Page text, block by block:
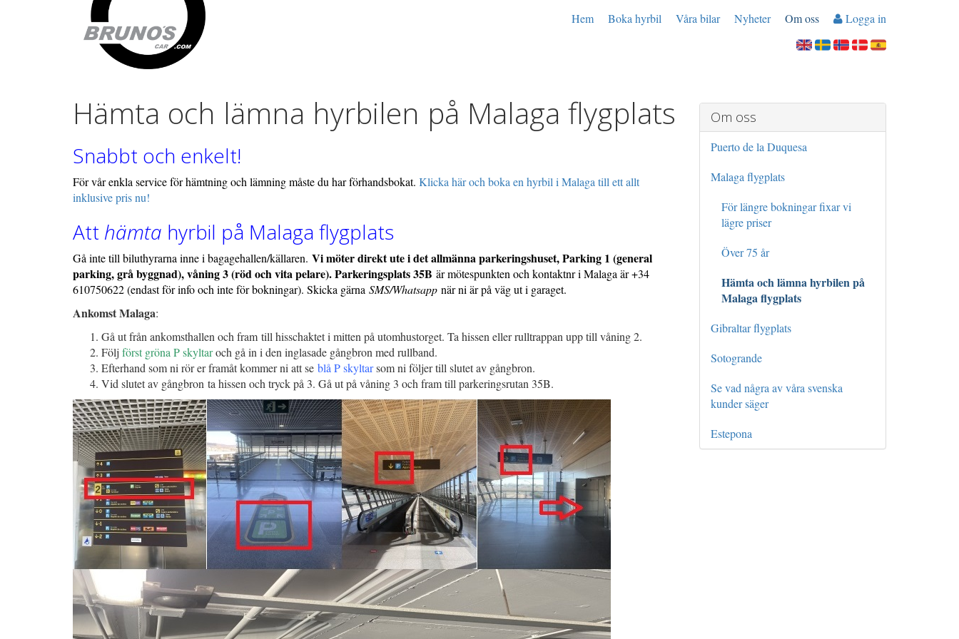
Hem Boka hyrbil Våra bilar Nyheter Om oss Logga in
Hämta och lämna hyrbilen på Malaga flygplats
Snabbt och enkelt!
För vår enkla service för hämtning och lämning måste du har förhandsbokat. Klicka här och boka en hyrbil i Malaga till ett allt
inklusive pris nu!
Att hämta hyrbil på Malaga flygplats
Gå inte till biluthyrarna inne i bagagehallen/källaren. Vi möter direkt ute i det allmänna parkeringshuset, Parking 1 (general
parking, grå byggnad), våning 3 (röd och vita pelare). Parkeringsplats 35B är mötespunkten och kontaktnr i Malaga är +34
610750622 (endast för info och inte för bokningar). Skicka gärna SMS/Whatsapp när ni är på väg ut i garaget.
Ankomst Malaga:
Gå ut från ankomsthallen och fram till hisschaktet i mitten på utomhustorget. Ta hissen eller rulltrappan upp till våning 2.
Följ först gröna P skyltaroch gå in i den inglasade gångbron med rullband.
Efterhand som ni rör er framåt kommer ni att se blå P skyltarsom ni följer till slutet av gångbron.
Vid slutet av gångbron ta hissen och tryck på 3. Gå ut på våning 3 och fram till parkeringsrutan 35B.
Om oss
Puerto de la Duquesa
Malaga flygplats
För längre bokningar fixar vi
lägre priser
Över 75 år
Hämta och lämna hyrbilen på
Malaga flygplats
Gibraltar flygplats
Sotogrande
Se vad några av våra svenska
kunder säger
Estepona